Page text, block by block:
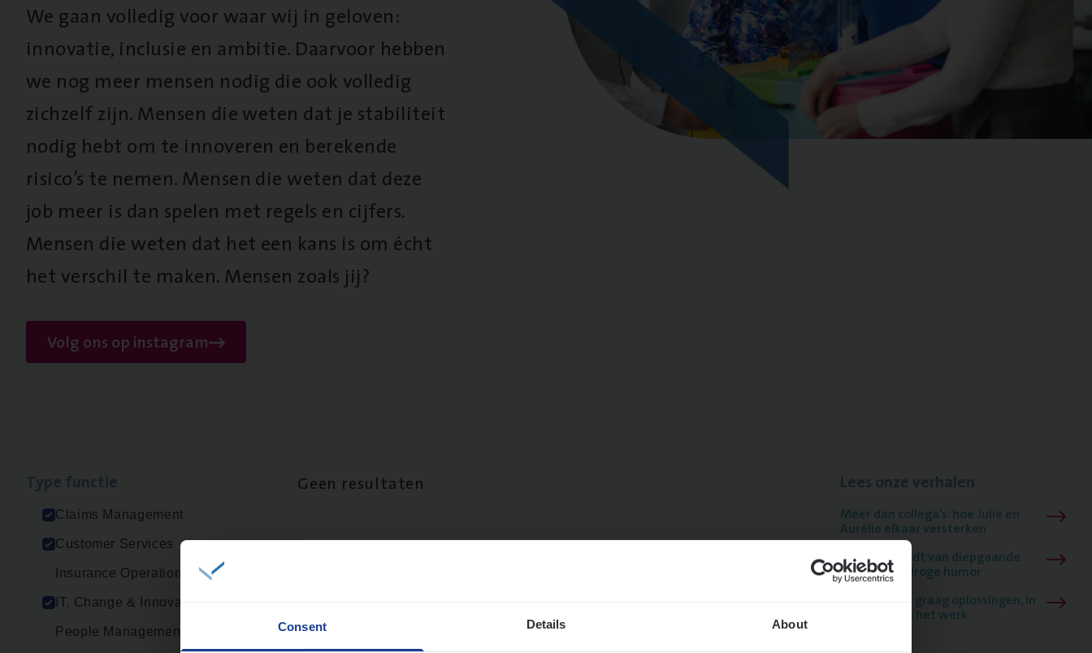
Consent Details About
We gaan volledig voor waar wij in geloven:
innovatie, inclusie en ambitie. Daarvoor hebben
we nog meer mensen nodig die ook volledig
zichzelf zijn. Mensen die weten dat je stabiliteit
nodig hebt om te innoveren en berekende
risico’s te nemen. Mensen die weten dat deze
job meer is dan spelen met regels en cijfers.
Mensen die weten dat het een kans is om écht
het verschil te maken. Mensen zoals jij?
Volg ons op instagram
Claims Management
Customer Services
Insurance Operations
IT, Change & Innovation
People Management
Geen resultaten
Meer dan collega’s: hoe Julie en
Aurélie elkaar versterken
Mathias houdt van diepgaande
dossiers én droge humor
Thalia zoekt graag oplossingen, in
games én op het werk